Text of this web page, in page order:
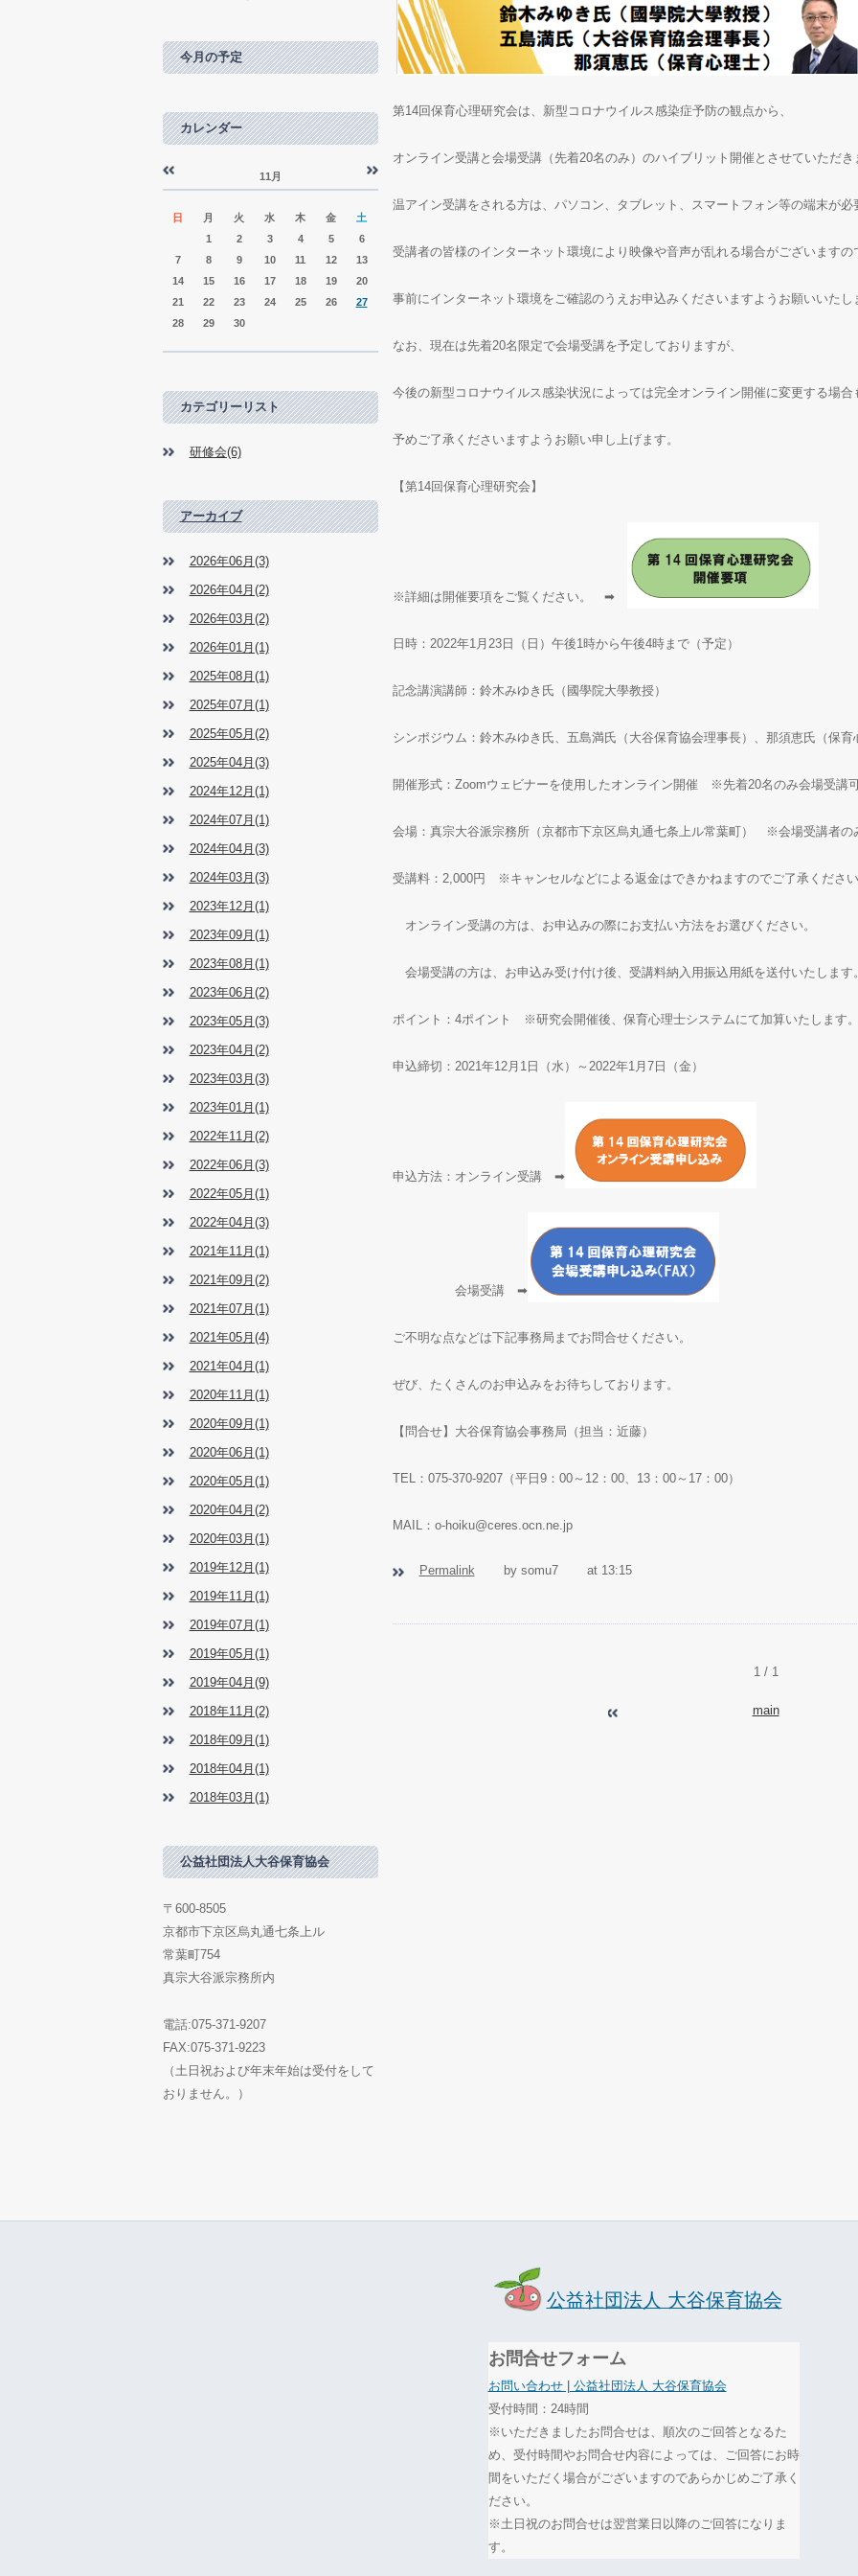
第14回保育心理研究会は、新型コロナウイルス感染症予防の観点から、
オンライン受講と会場受講（先着20名のみ）のハイブリット開催とさせていただき
温アイン受講をされる方は、パソコン、タブレット、スマートフォン等の端末が必
受講者の皆様のインターネット環境により映像や音声が乱れる場合がございますの
事前にインターネット環境をご確認のうえお申込みくださいますようお願いいたし
なお、現在は先着20名限定で会場受講を予定しておりますが、
今後の新型コロナウイルス感染状況によっては完全オンライン開催に変更する場合
予めご了承くださいますようお願い申し上げます。
【第14回保育心理研究会】
※詳細は開催要項をご覧ください。 ➡
日時：2022年1月23日（日）午後1時から午後4時まで（予定）
記念講演講師：鈴木みゆき氏（國學院大學教授）
シンポジウム：鈴木みゆき氏、五島満氏（大谷保育協会理事長）、那須恵氏（保育
開催形式：Zoomウェビナーを使用したオンライン開催 ※先着20名のみ会場受講
会場：真宗大谷派宗務所（京都市下京区烏丸通七条上ル常葉町） ※会場受講者の
受講料：2,000円 ※キャンセルなどによる返金はできかねますのでご了承ください
オンライン受講の方は、お申込みの際にお支払い方法をお選びください。
会場受講の方は、お申込み受け付け後、受講料納入用振込用紙を送付いたします。
ポイント：4ポイント ※研究会開催後、保育心理士システムにて加算いたします。
申込締切：2021年12月1日（水）～2022年1月7日（金）
申込方法：オンライン受講 ➡
会場受講 ➡
ご不明な点などは下記事務局までお問合せください。
ぜび、たくさんのお申込みをお待ちしております。
【問合せ】大谷保育協会事務局（担当：近藤）
TEL：075-370-9207（平日9：00～12：00、13：00～17：00）
MAIL：o-hoiku@ceres.ocn.ne.jp
Permalink by somu7 at 13:15
1 / 1
main
今月の予定
カレンダー
«
11月
»
日 月 火 水 木 金
土
1
2 3 4 5
6
7
8 9 10 11 12
13
14
15 16 17 18 19
20
21
22 23 24 25 26
27
28
29 30
カテゴリーリスト
研修会(6)
アーカイブ
2026年06月(3)
2026年04月(2)
2026年03月(2)
2026年01月(1)
2025年08月(1)
2025年07月(1)
2025年05月(2)
2025年04月(3)
2024年12月(1)
2024年07月(1)
2024年04月(3)
2024年03月(3)
2023年12月(1)
2023年09月(1)
2023年08月(1)
2023年06月(2)
2023年05月(3)
2023年04月(2)
2023年03月(3)
2023年01月(1)
2022年11月(2)
2022年06月(3)
2022年05月(1)
2022年04月(3)
2021年11月(1)
2021年09月(2)
2021年07月(1)
2021年05月(4)
2021年04月(1)
2020年11月(1)
2020年09月(1)
2020年06月(1)
2020年05月(1)
2020年04月(2)
2020年03月(1)
2019年12月(1)
2019年11月(1)
2019年07月(1)
2019年05月(1)
2019年04月(9)
2018年11月(2)
2018年09月(1)
2018年04月(1)
2018年03月(1)
公益社団法人大谷保育協会
〒600-8505
京都市下京区烏丸通七条上ル
常葉町754
真宗大谷派宗務所内
電話:075-371-9207
FAX:075-371-9223
（土日祝および年末年始は受付をして
おりません。）
公益社団法人 大谷保育協会
お問合せフォーム
お問い合わせ | 公益社団法人 大谷保育協会
受付時間：24時間
※いただきましたお問合せは、順次のご回答となるた
め、受付時間やお問合せ内容によっては、ご回答にお時
間をいただく場合がございますのであらかじめご了承く
ださい。
※土日祝のお問合せは翌営業日以降のご回答になりま
す。